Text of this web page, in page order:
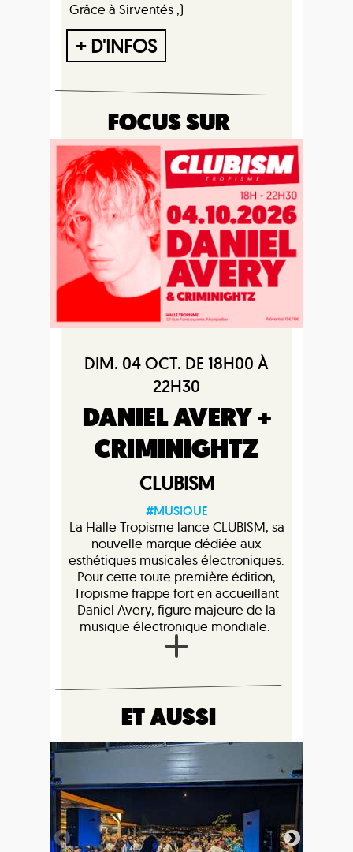
Grâce à Sirventés ;)
+ D'INFOS
FOCUS SUR
DIM. 04 OCT. DE 18H00 À
22H30
DANIEL AVERY +
CRIMINIGHTZ
CLUBISM
#MUSIQUE
La Halle Tropisme lance CLUBISM, sa
nouvelle marque dédiée aux
esthétiques musicales électroniques.
Pour cette toute première édition,
Tropisme frappe fort en accueillant
Daniel Avery, figure majeure de la
musique électronique mondiale.
ET AUSSI